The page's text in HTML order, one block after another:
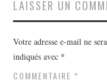
LAISSER UN
Votre adresse e-mail ne
indiqués avec *
COMMENTAIRE *